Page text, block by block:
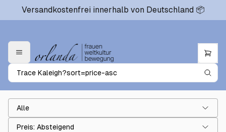
Versandkostenfrei innerhalb von Deutschland 📦
Alle
Preis: Absteigend